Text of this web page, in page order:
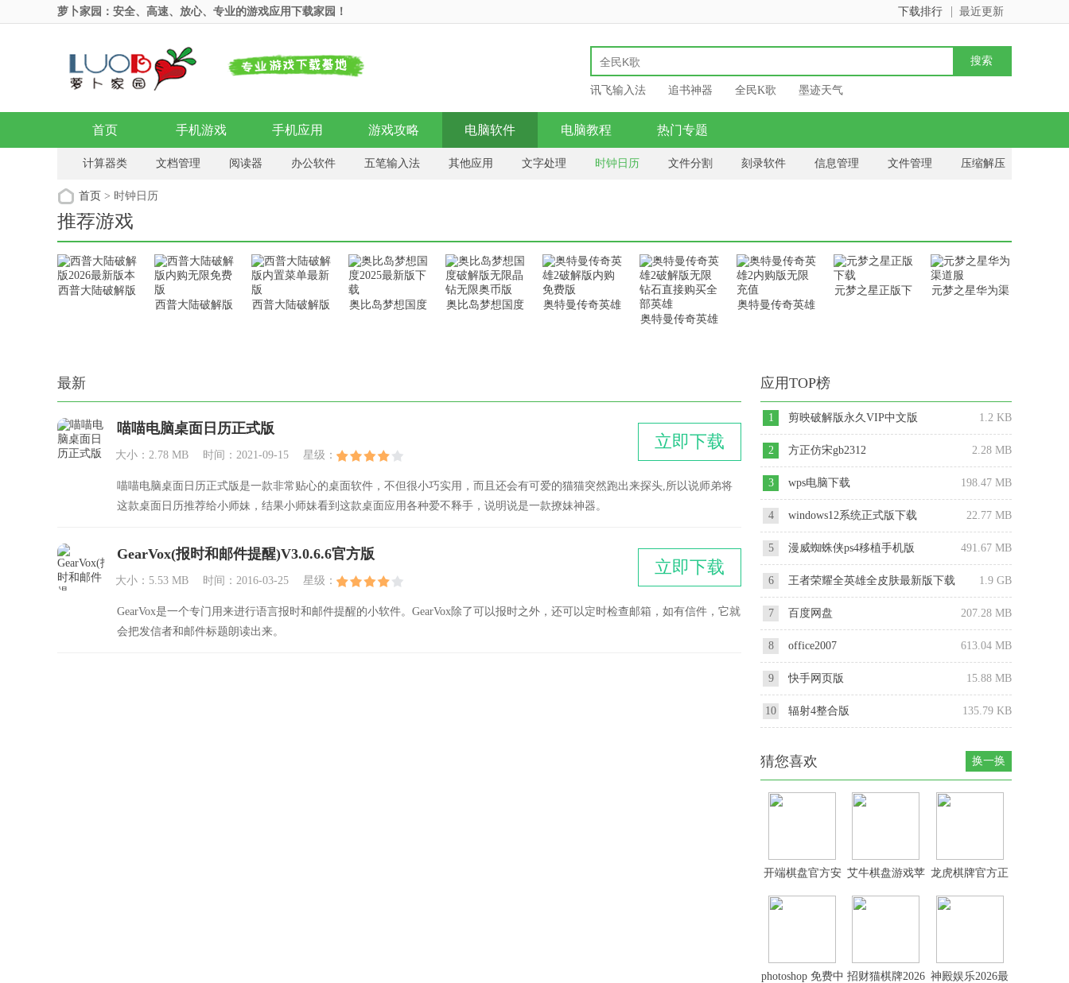
萝卜家园：安全、高速、放心、专业的游戏应用下载家园！ 最近更新
下载排行
讯飞输入法 追书神器 全民K歌 墨迹天气
首页 手机游戏 手机应用 游戏攻略 电脑软件 电脑教程 热门专题
计算器类 文档管理 阅读器 办公软件 五笔输入法 其他应用 文字处理 时钟日历 文件分割 刻录软件 信息管理 文件管理 压缩解压
拼音输入法
首页 > 时钟日历
推荐游戏
西普大陆破解版
西普大陆破解版
西普大陆破解版
奥比岛梦想国度
奥比岛梦想国度
奥特曼传奇英雄
奥特曼传奇英雄
奥特曼传奇英雄
元梦之星正版下
元梦之星华为渠
最新
喵喵电脑桌面日历正式版
大小：2.78 MB 时间：2021-09-15 星级：
立即下载
喵喵电脑桌面日历正式版是一款非常贴心的桌面软件，不但很小巧实用，而且还会有可爱的猫猫突然跑出来探头,所以说师弟将
这款桌面日历推荐给小师妹，结果小师妹看到这款桌面应用各种爱不释手，说明说是一款撩妹神器。
GearVox(报时和邮件提醒)V3.0.6.6官方版
大小：5.53 MB 时间：2016-03-25 星级：
立即下载
GearVox是一个专门用来进行语言报时和邮件提醒的小软件。GearVox除了可以报时之外，还可以定时检查邮箱，如有信件，它就
会把发信者和邮件标题朗读出来。
应用TOP榜
1 剪映破解版永久VIP中文版 1.2 KB
2 方正仿宋gb2312 2.28 MB
3 wps电脑下载 198.47 MB
4 windows12系统正式版下载 22.77 MB
5 漫威蜘蛛侠ps4移植手机版 491.67 MB
6
王者荣耀全英雄全皮肤最新版下载
2025
1.9 GB
7 百度网盘 207.28 MB
8 office2007 613.04 MB
9 快手网页版 15.88 MB
10 辐射4整合版 135.79 KB
猜您喜欢 换一换
开端棋盘官方安 艾牛棋盘游戏苹 龙虎棋牌官方正
photoshop 免费中 招财猫棋牌2026 神殿娱乐2026最